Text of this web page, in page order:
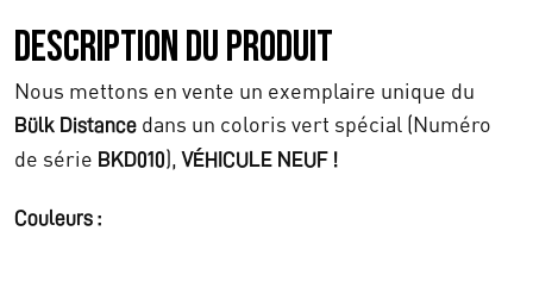
a
l
t
e
l
e
Description du produit
Nous mettons en vente un exemplaire unique du
Bülk Distance dans un coloris vert spécial (Numéro
de série BKD010),VÉHICULE NEUF !
Couleurs :